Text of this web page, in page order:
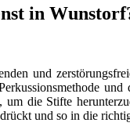
in
und
um die Stifte
und so in die